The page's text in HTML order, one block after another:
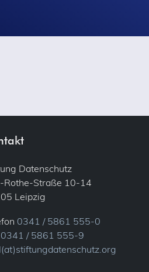
Datenschutz
Rothe-Straße 10-14
Leipzig
0341 / 5861 555-0
0341 / 5861 555-9